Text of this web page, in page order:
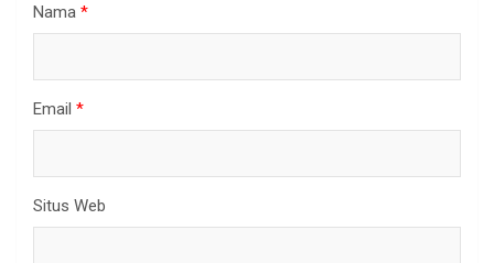
Nama *
Email *
Situs Web